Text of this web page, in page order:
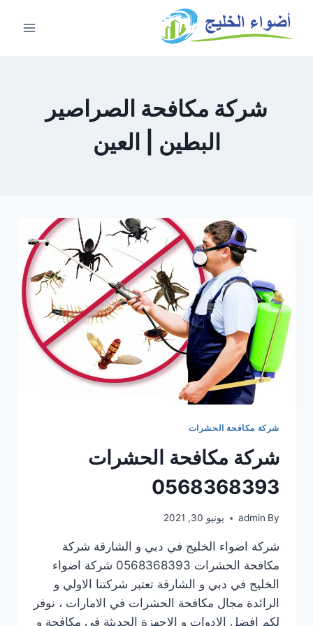
شركة مكافحة الصراصير
البطين | العين
شركة مكافحة الحشرات
شركة مكافحة الحشرات
0568368393
By
admin يونيو 30, 2021
شركة اضواء الخليج في دبي و الشارقة شركة
مكافحة الحشرات 0568368393 شركة اضواء
الخليج في دبي و الشارقة تعتبر شركتنا الاولي و
الرائدة مجال مكافحة الحشرات في الامارات ، نوفر
لكم افضل الادوات و الاجهزة الحديثة في مكافحة و